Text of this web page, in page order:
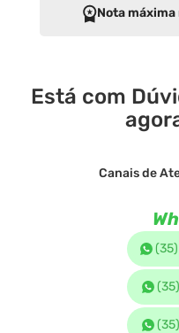
Nota máxima
Está com
Canais de